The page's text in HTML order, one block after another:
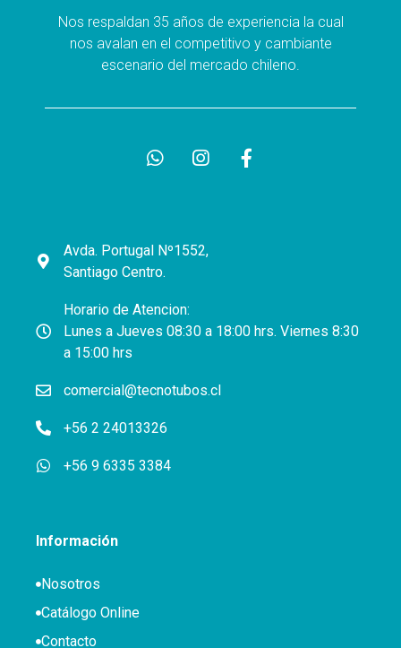
Nos respaldan 35 años de experiencia la cual
nos avalan en el competitivo y cambiante
escenario del mercado chileno.
Avda. Portugal Nº1552,
Santiago Centro.
Horario de Atencion:
Lunes a Jueves 08:30 a 18:00 hrs. Viernes 8:30
a 15:00 hrs
comercial@tecnotubos.cl
+56 2 24013326
+56 9 6335 3384
Información
Nosotros
Catálogo Online
Contacto